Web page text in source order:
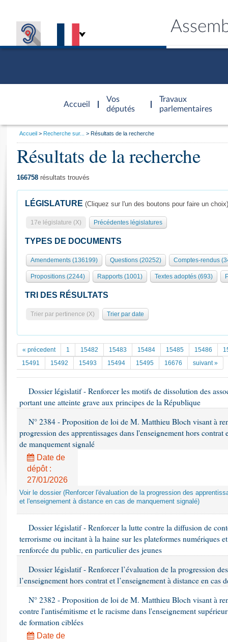
Accueil
d'accueil
Vos
députés
Travaux
parlementaires
Présidence
577 députés
Groupes politiques
Séance publique
Commissions et autres organes
Europe et International
Pétitions
Documents parlementaires
Projets de loi
Propositions de loi
Amendements
Rapports d'information
Rapports d'enquête
Rapports législatifs
Rapports sur l'application des lois
Baromètre de l’application des lois
Dossiers législatifs
Budget et sécurité sociale
Questions écrites et orales
Général
Rôle et pouvoirs de l'Assemblée
Organisation de l'Assemblée
Présidence Conférence des Présidents Bureau Collège des
Statistiques et chiffres clés
Documents de référence
( Constitution | Règlement de l'Assemblée ... )
Histoire
Juniors
Anciennes législatures
Liens vers les sites publics
Visiter l'Assemblée
Visite virtuelle du palais Bourbon
Assister à une séance
La Bibliothèque
Les archives
Photos libres de droit
Vous
Accueil Recherche sur... Résultats de la recherche
Résultats de la recherche
166758 résultats trouvés
LÉGISLATURE (Cliquez sur l'un des boutons pour faire un choix)
17e législature (X) Précédentes législatures
TYPES DE DOCUMENTS
Amendements (136199) Questions (20252) Comptes-rendus
Propositions (2244) Rapports (1001) Textes adoptés (693)
TRI DES RÉSULTATS
Trier par pertinence (X) Trier par date
« précedent 1 15482 15483 15484 15485 15486
15491
15492 15493 15494 15495 16676 suivant »
Dossier législatif - Renforcer les motifs de dissolution des
portant une atteinte grave aux principes de la République
N° 2384 - Proposition de loi de M. Matthieu Bloch visant à
progression des apprentissages dans l'enseignement hors contrat
de manquement signalé
Date de
dépôt :
27/01/2026
Voir le dossier (Renforcer l'évaluation de la progression des
et l'enseignement à distance en cas de manquement signalé)
Dossier législatif - Renforcer la lutte contre la diffusion de
terrorisme ou incitant à la haine sur les plateformes numériques
renforcée du public, en particulier des jeunes
Dossier législatif - Renforcer l’évaluation de la progression
l’enseignement hors contrat et l’enseignement à distance en cas
N° 2382 - Proposition de loi de M. Matthieu Bloch visant à
contre l'antisémitisme et le racisme dans l'enseignement
de formation ciblées
Date de